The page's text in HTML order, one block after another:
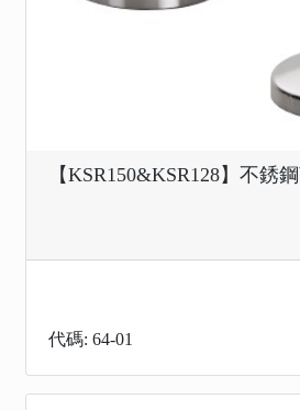
【KSR150&KSR128】不銹
代碼: 64-01